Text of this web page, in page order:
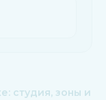
студия, зоны и